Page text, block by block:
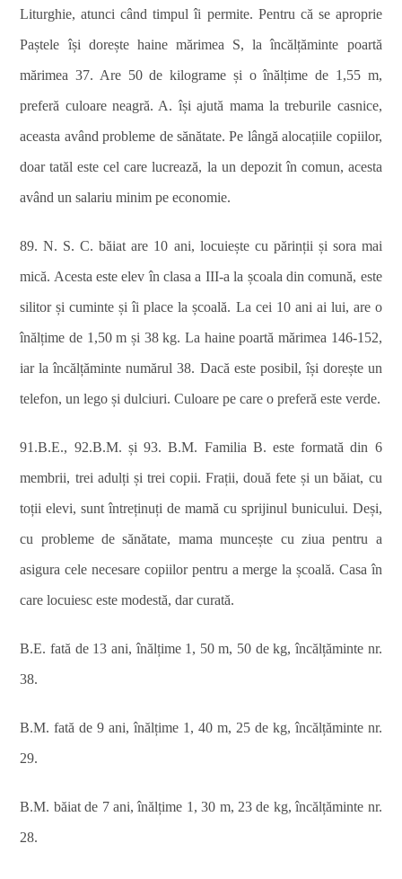
Liturghie, atunci când timpul îi permite. Pentru că se aproprie
Paștele își dorește haine mărimea S, la încălțăminte poartă
mărimea 37. Are 50 de kilograme și o înălțime de 1,55 m,
preferă culoare neagră. A. își ajută mama la treburile casnice,
aceasta având probleme de sănătate. Pe lângă alocațiile copiilor,
doar tatăl este cel care lucrează, la un depozit în comun, acesta
având un salariu minim pe economie.
89. N. S. C. băiat are 10 ani, locuiește cu părinții și sora mai
mică. Acesta este elev în clasa a III-a la școala din comună, este
silitor și cuminte și îi place la școală. La cei 10 ani ai lui, are o
înălțime de 1,50 m și 38 kg. La haine poartă mărimea 146-152,
iar la încălțăminte numărul 38. Dacă este posibil, își dorește un
telefon, un lego și dulciuri. Culoare pe care o preferă este verde.
91.B.E., 92.B.M. și 93. B.M. Familia B. este formată din 6
membrii, trei adulți și trei copii. Frații, două fete și un băiat, cu
toții elevi, sunt întreținuți de mamă cu sprijinul bunicului. Deși,
cu probleme de sănătate, mama muncește cu ziua pentru a
asigura cele necesare copiilor pentru a merge la școală. Casa în
care locuiesc este modestă, dar curată.
B.E. fată de 13 ani, înălțime 1, 50 m, 50 de kg, încălțăminte nr.
38.
B.M. fată de 9 ani, înălțime 1, 40 m, 25 de kg, încălțăminte nr.
29.
B.M. băiat de 7 ani, înălțime 1, 30 m, 23 de kg, încălțăminte nr.
28.